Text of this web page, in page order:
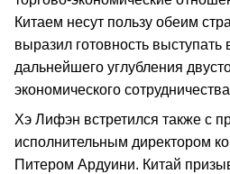
Китаем несут пользу обеим
выразил готовность выступать
дальнейшего углубления
экономического
Хэ Лифэн встретился также с
исполнительным директором
Питером Ардуини. Китай